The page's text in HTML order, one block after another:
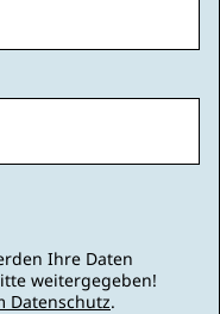
Ihre Daten
weitergegeben!
Datenschutz.